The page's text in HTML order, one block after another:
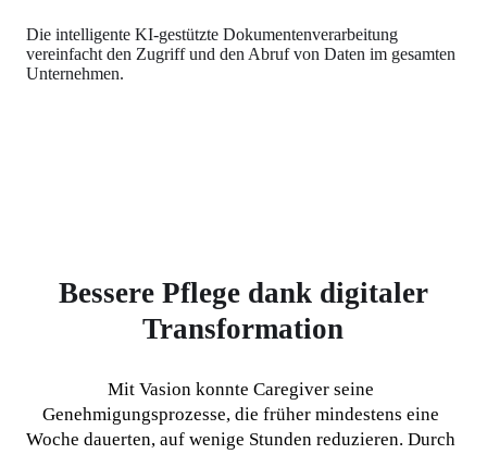
Die intelligente KI-gestützte Dokumentenverarbeitung
vereinfacht den Zugriff und den Abruf von Daten im gesamten
Unternehmen.
Bessere Pflege dank digitaler
Transformation
Mit Vasion konnte Caregiver seine
Genehmigungsprozesse, die früher mindestens eine
Woche dauerten, auf wenige Stunden reduzieren. Durch